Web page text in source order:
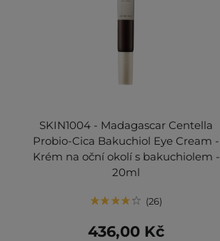
SKIN1004 - Madagascar Centella
Probio-Cica Bakuchiol Eye Cream -
Krém na oční okolí s bakuchiolem -
20ml
26
436,00 Kč